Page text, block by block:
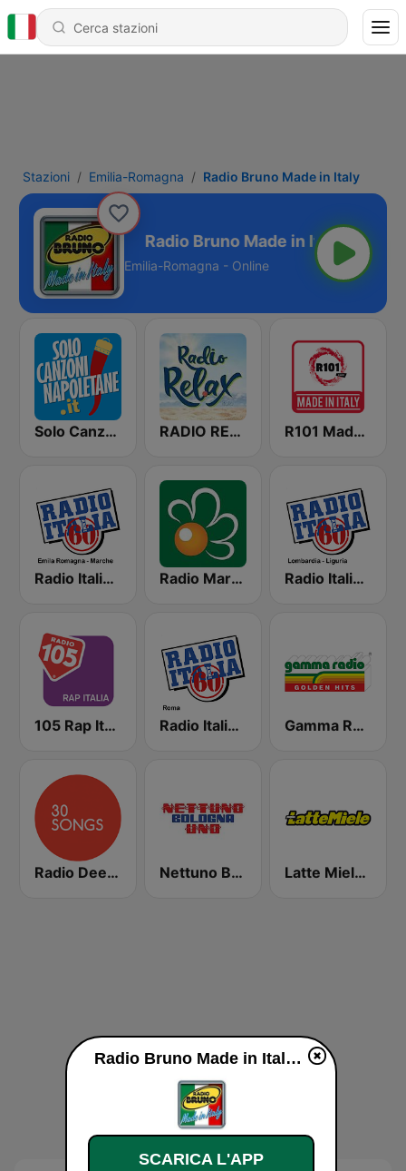
Stazioni Emilia-Romagna Radio Bruno Made in Italy
in Italy
Emilia-Romagna - Online
Solo Canzoni Napoletane RADIO RELAX Italia R101 Made In Italy
Radio Italia Anni 60 - Emilia Romagna Radio Margherita Radio Italia Anni 60 - Lombardia - Liguria
105 Rap Italia Radio Italia Anni 60 - Roma Gamma Radio
Radio Deejay 30 Songs Nettuno Bologna Uno Latte Miele Puglia
Radio Bruno Made in Italy diretta
SCARICA L'APP